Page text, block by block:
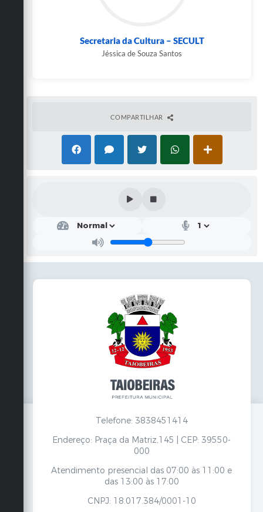
Secretaria da Cultura – SECULT
Jéssica de Souza Santos
COMPARTILHAR
Telefone: 3838451414
Endereço: Praça da Matriz,145 | CEP: 39550-
000
Atendimento presencial das 07:00 às 11:00 e
das 13:00 às 17:00
CNPJ: 18.017.384/0001-10